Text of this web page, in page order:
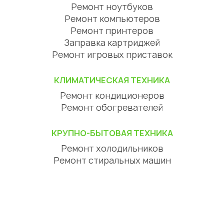
Ремонт ноутбуков
Ремонт компьютеров
Ремонт принтеров
Заправка картриджей
Ремонт игровых приставок
КЛИМАТИЧЕСКАЯ ТЕХНИКА
Ремонт кондиционеров
Ремонт обогревателей
КРУПНО-БЫТОВАЯ ТЕХНИКА
Ремонт холодильников
Ремонт стиральных машин